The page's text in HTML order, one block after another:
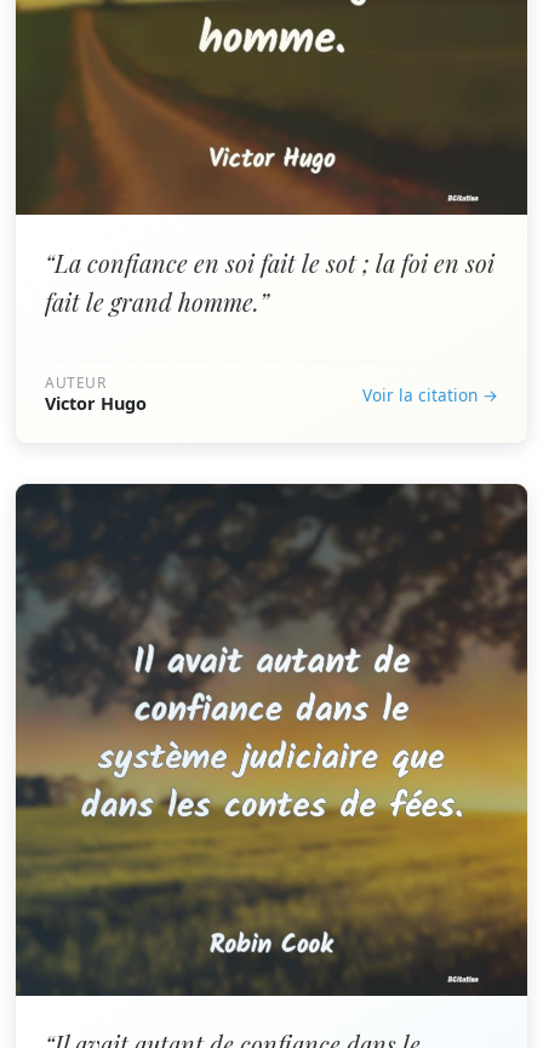
“La confiance en soi fait le sot ; la foi en soi
fait le grand homme.”
AUTEUR
Victor Hugo Voir la citation →